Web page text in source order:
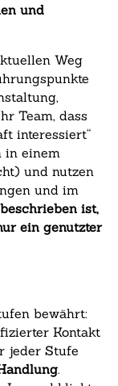
und
Weg
Team, dass
interessiert“
in einem
und nutzen
und im
ist,
ein genutzter
bewährt:
Kontakt
jeder Stufe
.